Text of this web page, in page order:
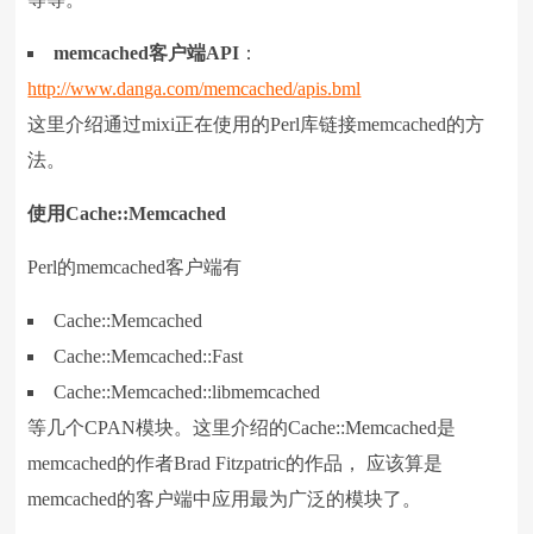
memcached客户端API ：
http://www.danga.com/memcached/apis.bml
这里介绍通过mixi正在使用的Perl库链接memcached的方
法。
使用Cache::Memcached
Perl的memcached客户端有
Cache::Memcached
Cache::Memcached::Fast
Cache::Memcached::libmemcached
等几个CPAN模块。这里介绍的Cache::Memcached是
memcached的作者Brad Fitzpatric的作品， 应该算是
memcached的客户端中应用最为广泛的模块了。